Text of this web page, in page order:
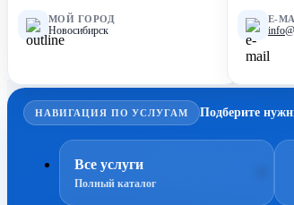
МОЙ ГОРОД
Новосибирск
E-
НАВИГАЦИЯ ПО УСЛУГАМ Подберите
Все услуги
Полный каталог